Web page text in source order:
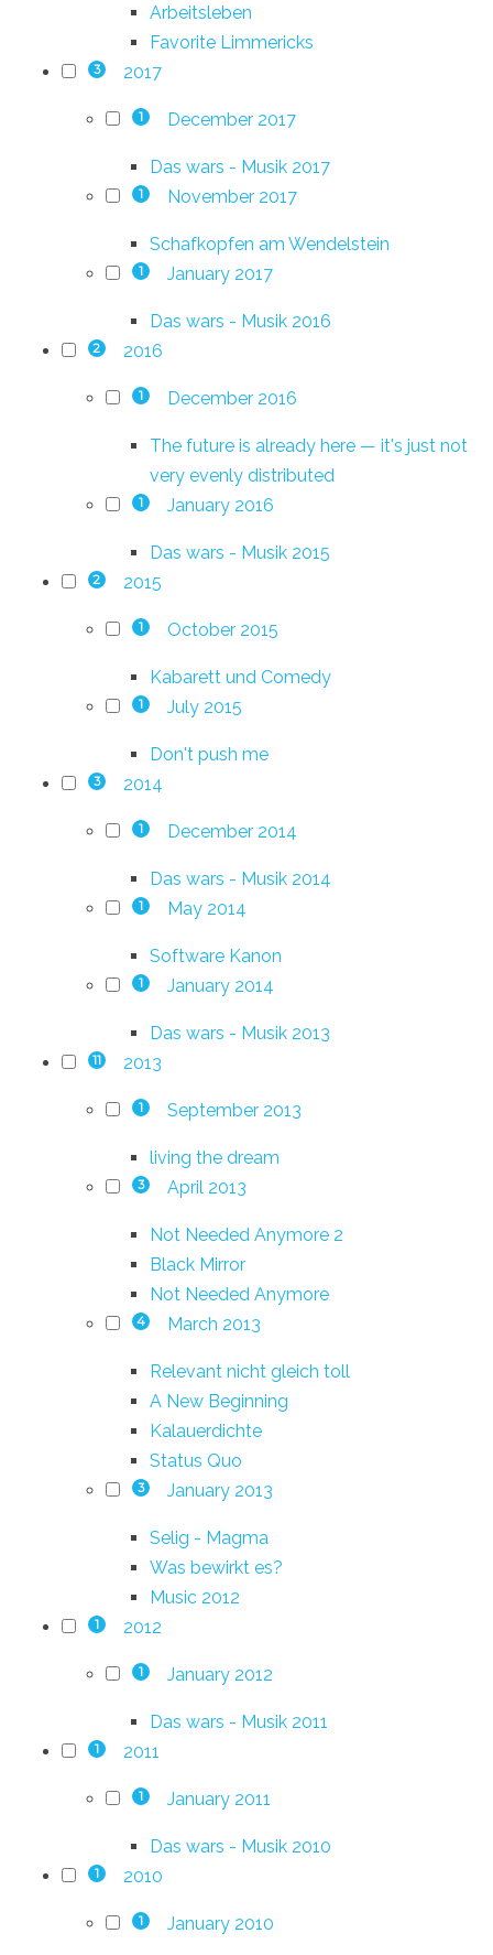
Arbeitsleben
Favorite Limmericks
3 2017
1 December 2017
Das wars - Musik 2017
1 November 2017
Schafkopfen am Wendelstein
1 January 2017
Das wars - Musik 2016
2 2016
1 December 2016
The future is already here — it's just not
very evenly distributed
1 January 2016
Das wars - Musik 2015
2 2015
1 October 2015
Kabarett und Comedy
1 July 2015
Don't push me
3 2014
1 December 2014
Das wars - Musik 2014
1 May 2014
Software Kanon
1 January 2014
Das wars - Musik 2013
11 2013
1 September 2013
living the dream
3 April 2013
Not Needed Anymore 2
Black Mirror
Not Needed Anymore
4 March 2013
Relevant nicht gleich toll
A New Beginning
Kalauerdichte
Status Quo
3 January 2013
Selig - Magma
Was bewirkt es?
Music 2012
1 2012
1 January 2012
Das wars - Musik 2011
1 2011
1 January 2011
Das wars - Musik 2010
1 2010
1 January 2010